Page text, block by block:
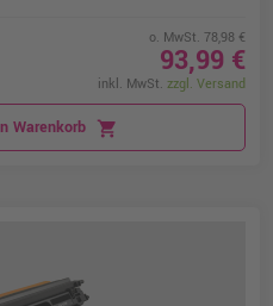
o. MwSt. 78,98 €
93,99 €
inkl. MwSt. zzgl. Versand
Warenkorb shopping_cart